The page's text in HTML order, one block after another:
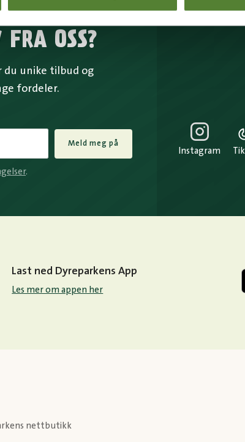
OSS?
du unike tilbud og
fordeler.
Meld meg på
.
Instagram
Last ned Dyreparkens App
Les mer om appen her
nettbutikk